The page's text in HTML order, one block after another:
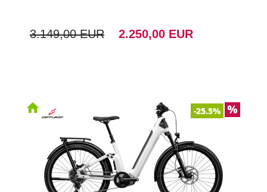
3.149,00 EUR 2.250,00 EUR
-25.5%